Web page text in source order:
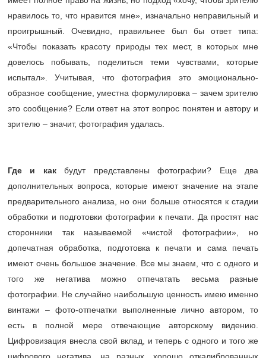
нравилось то, что нравится мне», изначально неправильный и
проигрышный. Очевидно, правильнее был бы ответ типа:
«Чтобы показать красоту природы тех мест, в которых мне
довелось побывать, поделиться теми чувствами, которые
испытал». Учитывая, что фотография это эмоционально-
образное сообщение, уместна формулировка – зачем зрителю
это сообщение? Если ответ на этот вопрос понятен и автору и
зрителю – значит, фотография удалась.
Где и какбудут представлены фотографии? Еще два
дополнительных вопроса, которые имеют значение на этапе
предварительного анализа, но они больше относятся к стадии
обработки и подготовки фотографии к печати. Да простят нас
сторонники так называемой «чистой фотографии», но
допечатная обработка, подготовка к печати и сама печать
имеют очень большое значение. Все мы знаем, что с одного и
того же негатива можно отпечатать весьма разные
фотографии. Не случайно наибольшую ценность имею именно
винтажи – фото-отпечатки выполненные лично автором, то
есть в полной мере отвечающие авторскому видению.
Цифровизация внесла свой вклад, и теперь с одного и того же